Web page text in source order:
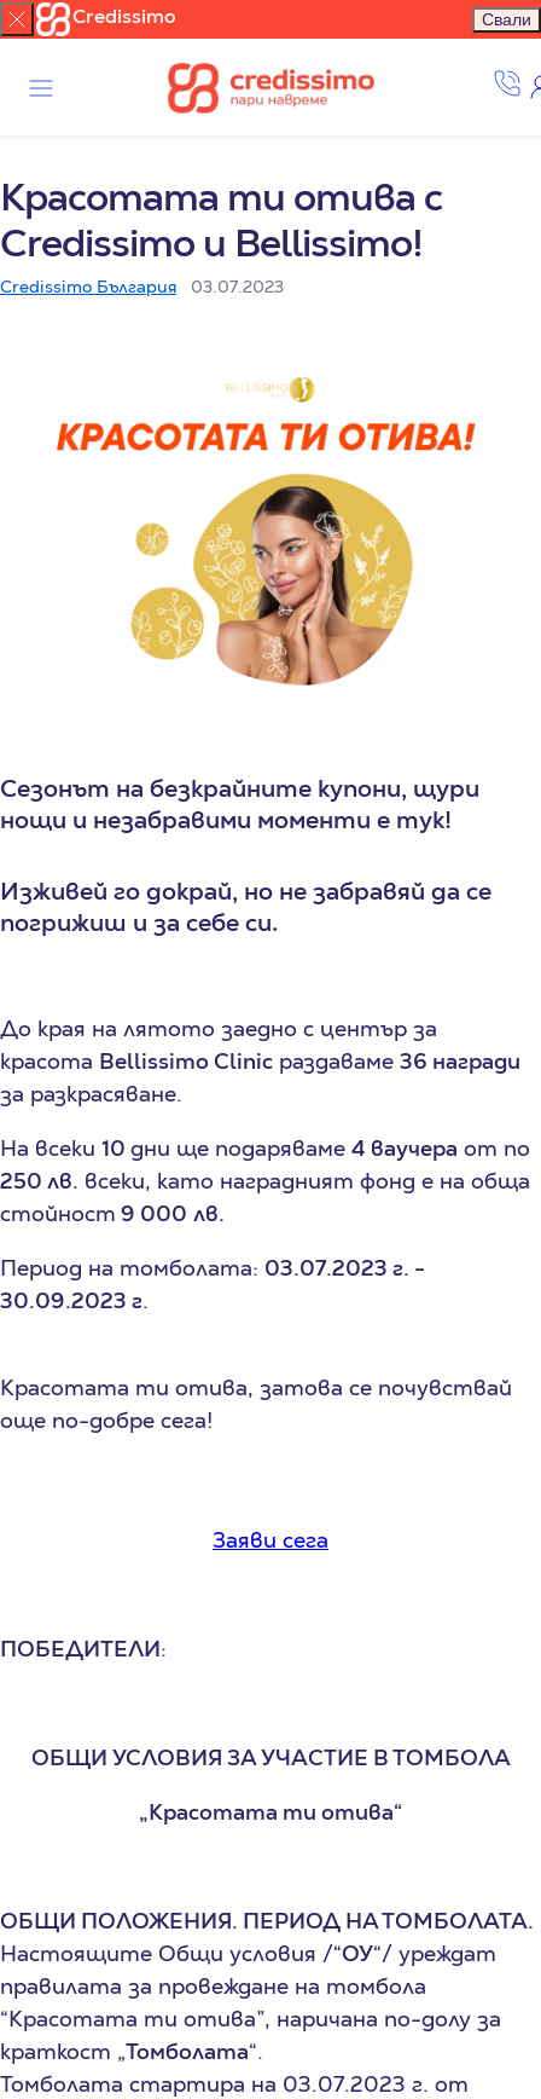
Credissimo Свали
Красотата ти отива с
Credissimo и Bellissimo!
Credissimo България 03.07.2023
Сезонът на безкрайните купони, щури
нощи и незабравими моменти е тук!
Изживей го докрай, но не забравяй да се
погрижиш и за себе си.
До края на лятото заедно с център за
красота Bellissimo Clinic раздаваме 36 награди
за разкрасяване.
На всеки 10 дни ще подаряваме 4 ваучера от по
250 лв. всеки, като наградният фонд е на обща
стойност 9 000 лв.
Период на томболата: 03.07.2023 г. -
30.09.2023 г.
Красотата ти отива, затова се почувствай
още по-добре сега!
Заяви сега
ПОБЕДИТЕЛИ:
ОБЩИ УСЛОВИЯ ЗА УЧАСТИЕ В ТОМБОЛА
„Красотата ти отива“
ОБЩИ ПОЛОЖЕНИЯ. ПЕРИОД НА ТОМБОЛАТА.
Настоящите Общи условия /“ОУ“/ уреждат
правилата за провеждане на томбола
“Красотата ти отива”, наричана по-долу за
краткост „Томболата“.
Томболата стартира на 03.07.2023 г. от